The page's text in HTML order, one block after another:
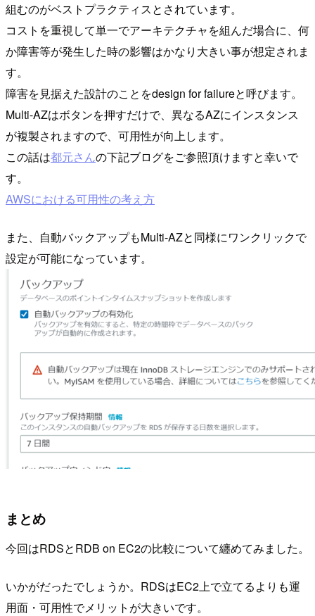
組むのがベストプラクティスとされています。
コストを重視して単一でアーキテクチャを組んだ場合に、何
か障害等が発生した時の影響はかなり大きい事が想定されま
す。
障害を見据えた設計のことをdesign for failureと呼びます。
Multi-AZはボタンを押すだけで、異なるAZにインスタンス
が複製されますので、可用性が向上します。
この話は都元さんの下記ブログをご参照頂けますと幸いで
す。
AWSにおける可用性の考え方
また、自動バックアップもMulti-AZと同様にワンクリックで
設定が可能になっています。
まとめ
今回はRDSとRDB on EC2の比較について纏めてみました。
いかがだったでしょうか。RDSはEC2上で立てるよりも運
用面・可用性でメリットが大きいです。